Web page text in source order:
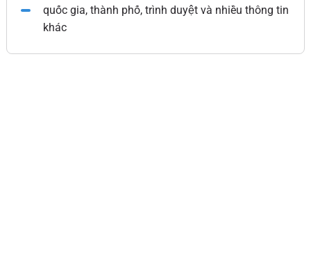
quốc gia, thành phố, trình duyệt và nhiều thông tin
khác